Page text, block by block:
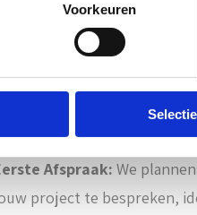
Voorkeuren
gaan wij te werk
Werkmethode in enkele
Aanvraag:Start met
waarbij we jouw
Afspraak: We
project te bespreken,